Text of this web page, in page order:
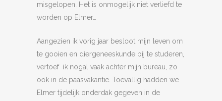
misgelopen. Het is onmogelijk niet verliefd te
worden op Elmer…
Aangezien ik vorig jaar besloot mijn leven om
te gooien en diergeneeskunde bij te studeren,
vertoef ik nogal vaak achter mijn bureau, zo
ook in de paasvakantie. Toevallig hadden we
Elmer tijdelijk onderdak gegeven in de